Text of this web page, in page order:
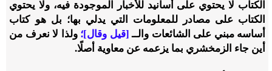
الكتاب لا يحتوي على أسانيد للأخبار الموجودة فيه، ولا يحتوي
الكتاب على مصادر للمعلومات التي يدلي بها؛ بل هو كتاب
أساسه مبني على الشائعات والــ [قيل وقال]؛ ولذا لا نعرف من
أين جاء الزمخشري بما يزعمه عن معاوية أصلًا.